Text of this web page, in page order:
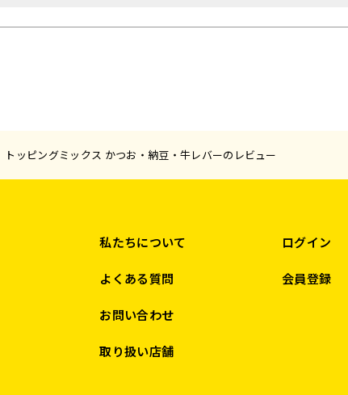
トッピングミックス かつお・納豆・牛レバーのレビュー
私たちについて
よくある質問
お問い合わせ
取り扱い店舗
ログイン
会員登録